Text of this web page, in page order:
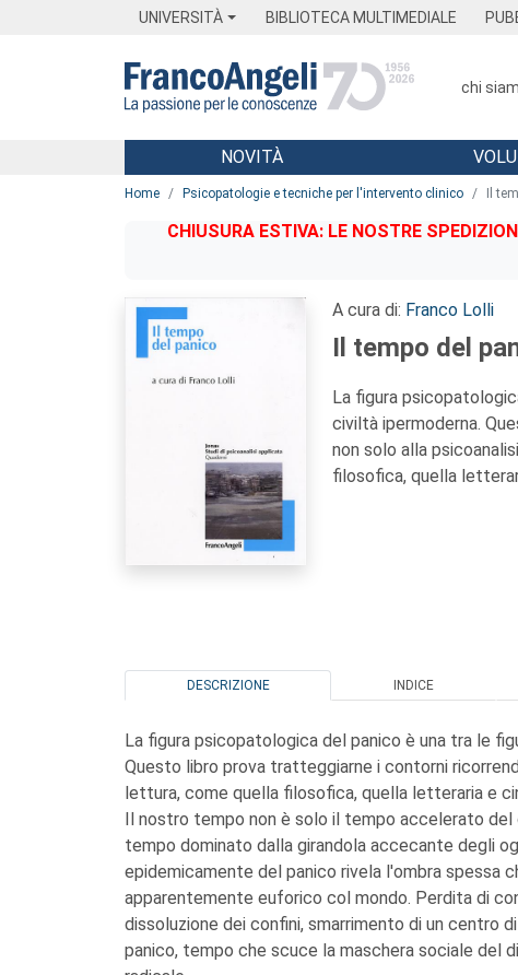
UNIVERSITÀ BIBLIOTECA MULTIMEDIALE
chi
Menu
NOVITÀ
Home Psicopatologie e tecniche per l'intervento clinico Il
CHIUSURA ESTIVA: LE NOSTRE
A cura di: Franco Lolli
Il tempo del
La figura
civiltà ipermoderna.
non solo alla
filosofica, quella
DESCRIZIONE INDICE
La figura psicopatologica del panico è una tra le
Questo libro prova tratteggiarne i contorni
lettura, come quella filosofica, quella letteraria e
Il nostro tempo non è solo il tempo accelerato
tempo dominato dalla girandola accecante degli
epidemicamente del panico rivela l'ombra spessa
apparentemente euforico col mondo. Perdita di
dissoluzione dei confini, smarrimento di un centro
panico, tempo che scuce la maschera sociale del